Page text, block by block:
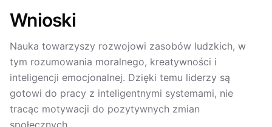
Wnioski
Nauka towarzyszy rozwojowi zasobów ludzkich, w
tym rozumowania moralnego, kreatywności i
inteligencji emocjonalnej. Dzięki temu liderzy są
gotowi do pracy z inteligentnymi systemami, nie
tracąc motywacji do pozytywnych zmian
społecznych.